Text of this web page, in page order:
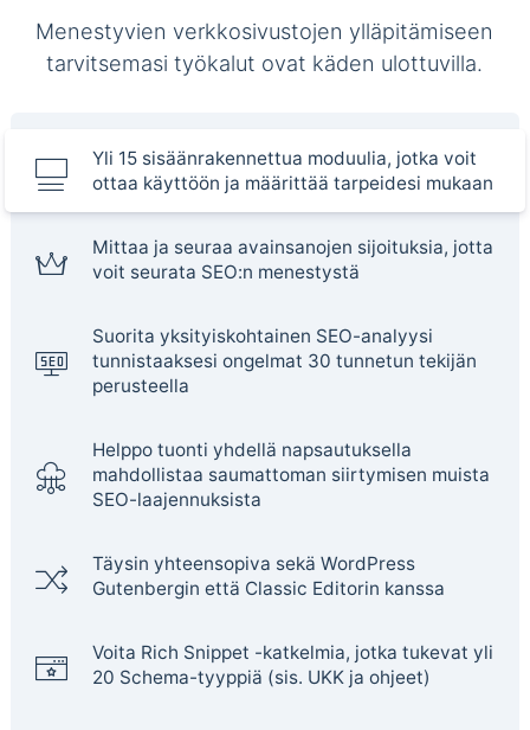
Menestyvien verkkosivustojen ylläpitämiseen
tarvitsemasi työkalut ovat käden ulottuvilla.
Yli 15 sisäänrakennettua moduulia, jotka voit
ottaa käyttöön ja määrittää tarpeidesi mukaan
Mittaa ja seuraa avainsanojen sijoituksia, jotta
voit seurata SEO:n menestystä
Suorita yksityiskohtainen SEO-analyysi
tunnistaaksesi ongelmat 30 tunnetun tekijän
perusteella
Helppo tuonti yhdellä napsautuksella
mahdollistaa saumattoman siirtymisen muista
SEO-laajennuksista
Täysin yhteensopiva sekä WordPress
Gutenbergin että Classic Editorin kanssa
Voita Rich Snippet -katkelmia, jotka tukevat yli
20 Schema-tyyppiä (sis. UKK ja ohjeet)